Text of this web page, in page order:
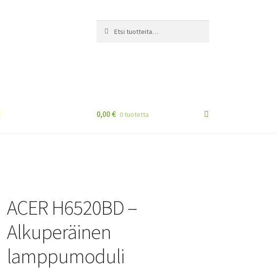
0,00 € 0 tuotetta
ACER H6520BD –
Alkuperäinen
lamppumoduli